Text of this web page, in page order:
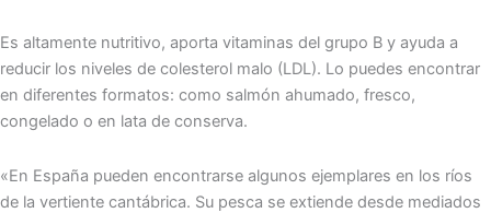
Es altamente nutritivo, aporta vitaminas del grupo B y ayuda a
reducir los niveles de colesterol malo (LDL). Lo puedes encontrar
en diferentes formatos: como salmón ahumado, fresco,
congelado o en lata de conserva.
«En España pueden encontrarse algunos ejemplares en los ríos
de la vertiente cantábrica. Su pesca se extiende desde mediados